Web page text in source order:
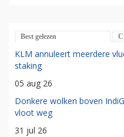
Best gelezen
KLM annuleert meerdere
staking
05 aug 26
Donkere wolken boven
vloot weg
31 jul 26